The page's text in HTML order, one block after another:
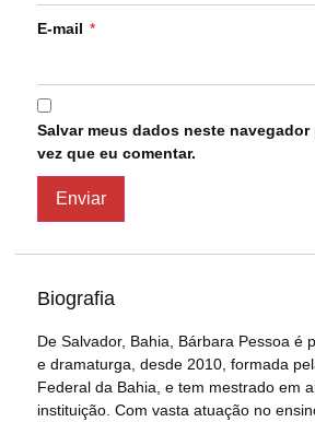
E-mail *
Salvar meus dados neste navegador
vez que eu comentar.
Biografia
De Salvador, Bahia, Bárbara Pessoa é
e dramaturga, desde 2010, formada
Federal da Bahia, e tem mestrado em
instituição. Com vasta atuação no